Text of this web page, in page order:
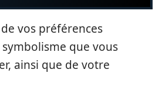
vos préférences
que vous
ainsi que de votre